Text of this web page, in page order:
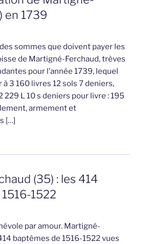
en 1739
sommes que doivent payer les
de Martigné-Ferchaud, trèves
pour l’année 1739, lequel
3 160 livres 12 sols 7 deniers,
229 L 10 s deniers pour livre : 195
armement et
[…]
(35) : les 414
1522
par amour. Martigné-
baptêmes de 1516-1522 vues